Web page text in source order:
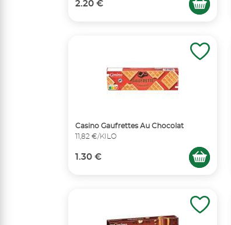
2.20 €
Casino Gaufrettes Au Chocolat
11,82 €/KILO
1.30 €